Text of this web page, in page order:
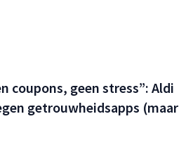
coupons, geen stress”: Aldi
getrouwheidsapps (maar